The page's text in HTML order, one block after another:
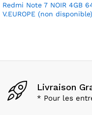
Redmi Note 7 NOIR 4GB
V.EUROPE (non disponible)
Livraison
* Pour les